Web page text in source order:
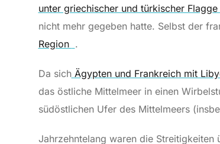
unter griechischer und türkischer Flagge
nicht mehr gegeben hatte. Selbst der
Region .
Da sichÄgypten und Frankreich mit
das östliche Mittelmeer in einen
südöstlichen Ufer des Mittelmeers
Jahrzehntelang waren die